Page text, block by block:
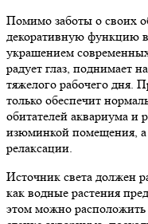
Помимо заботы о своих
декоративную функцию
украшением
радует глаз, поднимает
тяжелого рабочего дня.
только обеспечит
обитателей аквариума и
изюминкой помещения,
релаксации.
Источник света должен
как водные растения
этом можно